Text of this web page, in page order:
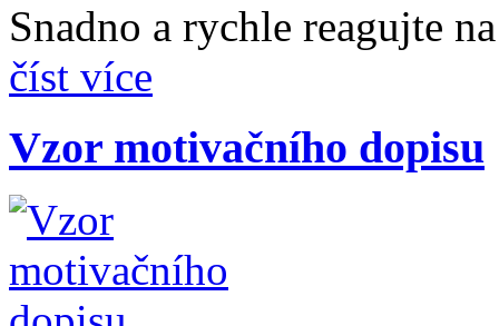
Snadno a rychle reagujte
číst více
Vzor motivačního dopisu